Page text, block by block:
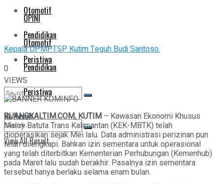
Otomotif
Pendidikan
Peristiwa
No Result
View All Result
OPINI
Otomotif
Pendidikan
Peristiwa
No Result
View All Result
Kepala DPMPTSP Kutim Teguh Budi Santoso.
0
VIEWS
RUANGKALTIM.COM, KUTIM – Kawasan Ekonomi Khusus
Maloy Batuta Trans Kalimantan (KEK-MBTK) telah
dioperasikan sejak Mei lalu. Data administrasi perizinan pun
telah dilengkapi. Bahkan izin sementara untuk operasional
yang telah diterbitkan Kementerian Perhubungan (Kemenhub)
pada Maret lalu sudah berakhir. Pasalnya izin sementara
tersebut hanya berlaku selama enam bulan.